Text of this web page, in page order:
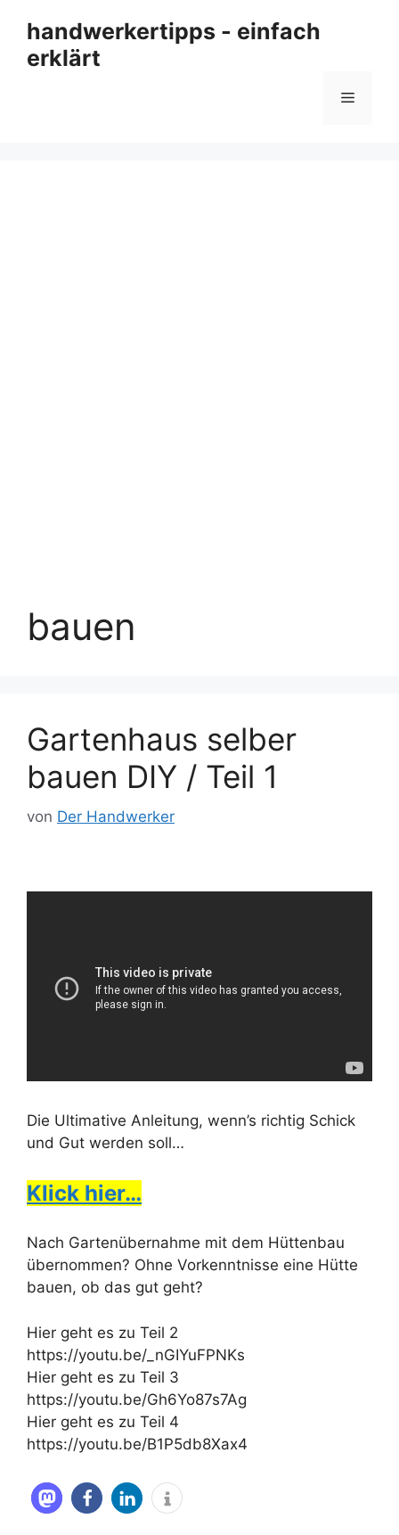
Inhalt
springen
handwerkertipps - einfach
erklärt
Menü
bauen
Gartenhaus selber
bauen DIY / Teil 1
von Der Handwerker
Die Ultimative Anleitung, wenn’s richtig Schick
und Gut werden soll…
Klick hier…
Nach Gartenübernahme mit dem Hüttenbau
übernommen? Ohne Vorkenntnisse eine Hütte
bauen, ob das gut geht?
Hier geht es zu Teil 2
https://youtu.be/_nGIYuFPNKs
Hier geht es zu Teil 3
https://youtu.be/Gh6Yo87s7Ag
Hier geht es zu Teil 4
https://youtu.be/B1P5db8Xax4